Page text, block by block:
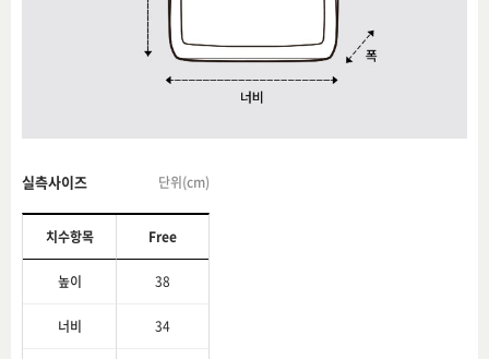
실측사이즈 단위(cm)
치수항목 Free
높이 38
너비 34